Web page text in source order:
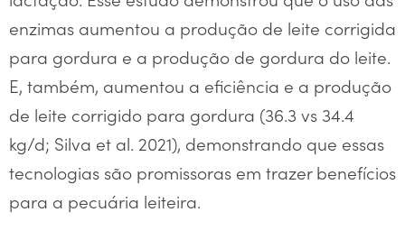
enzimas aumentou a produção de leite corrigida
para gordura e a produção de gordura do leite.
E, também, aumentou a eficiência e a produção
de leite corrigido para gordura (36.3 vs 34.4
kg/d; Silva et al. 2021), demonstrando que essas
tecnologias são promissoras em trazer benefícios
para a pecuária leiteira.